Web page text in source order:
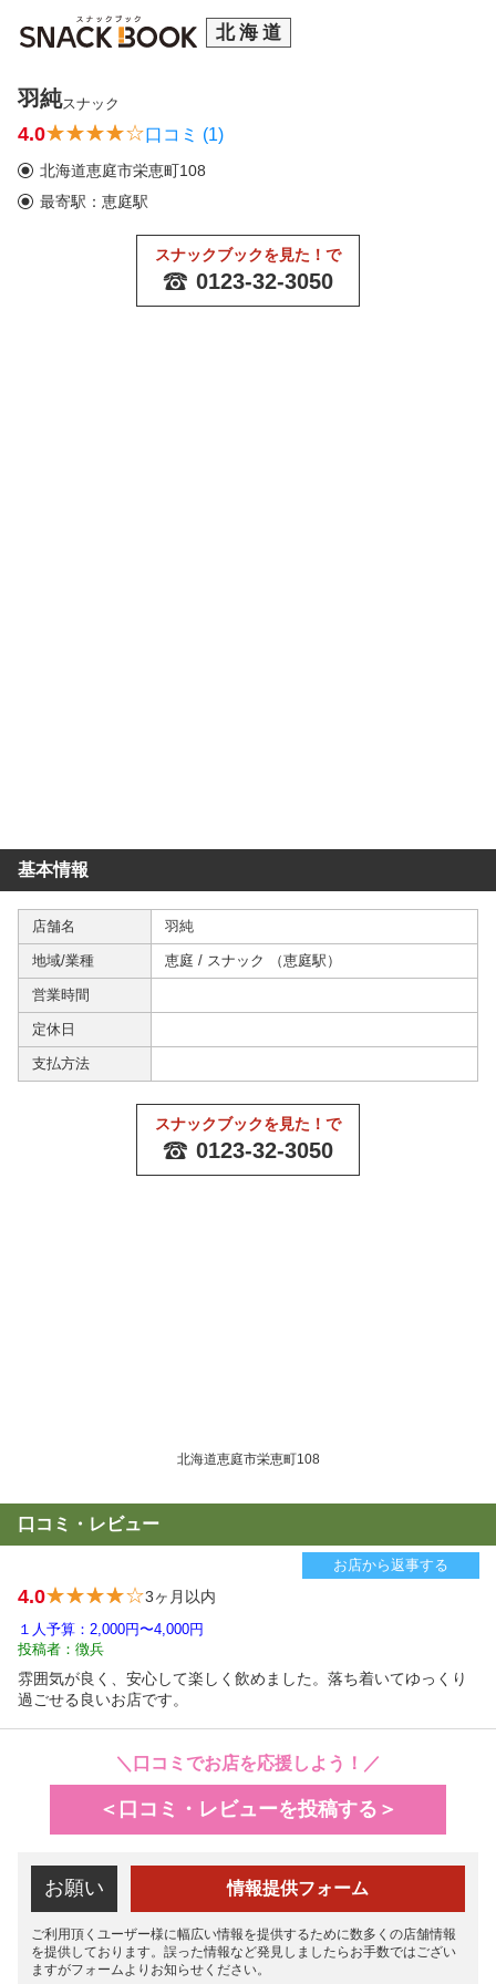
北海道
羽純スナック
4.0 口コミ (1)
北海道恵庭市栄恵町108
最寄駅：恵庭駅
スナックブックを見た！で
0123-32-3050
基本情報
店舗名 羽純
地域/業種 恵庭 / スナック （恵庭駅 ）
営業時間
定休日
支払方法
スナックブックを見た！で
0123-32-3050
北海道恵庭市栄恵町108
口コミ・レビュー
お店から返事する
4.0 3ヶ月以内
１人予算：2,000円〜4,000円
投稿者：徴兵
雰囲気が良く、安心して楽しく飲めました。落ち着いてゆっくり
過ごせる良いお店です。
＼口コミでお店を応援しよう！／
＜口コミ・レビューを投稿する＞
お願い
ご利用頂くユーザー様に幅広い情報を提供するために数多くの店舗情報
を提供しております。誤った情報など発見しましたらお手数ではござい
ますがフォームよりお知らせください。
情報提供フォーム